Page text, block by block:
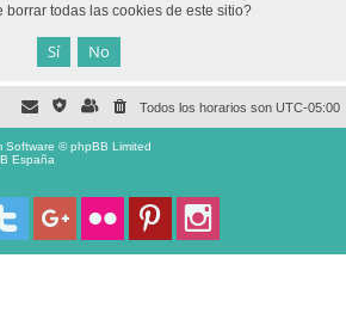
borrar todas las cookies de este sitio?
Todos los horarios son UTC-05:00
Software © phpBB Limited
España